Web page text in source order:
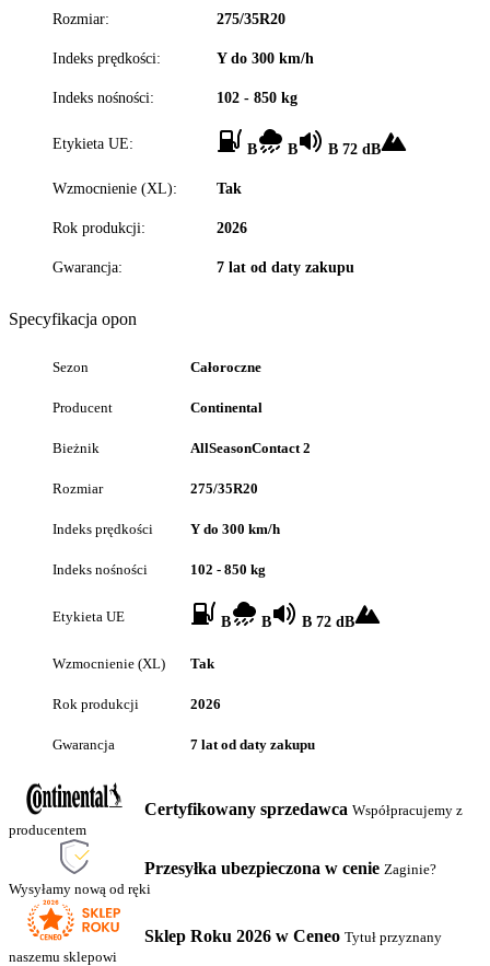
Rozmiar: 275/35R20
Indeks prędkości: Y do 300 km/h
Indeks nośności: 102 - 850 kg
Etykieta UE: B B B 72 dB
Wzmocnienie (XL): Tak
Rok produkcji: 2026
Gwarancja: 7 lat od daty zakupu
Specyfikacja opon
Sezon Całoroczne
Producent Continental
Bieżnik AllSeasonContact 2
Rozmiar 275/35R20
Indeks prędkości Y do 300 km/h
Indeks nośności 102 - 850 kg
Etykieta UE B B B 72 dB
Wzmocnienie (XL) Tak
Rok produkcji 2026
Gwarancja 7 lat od daty zakupu
Certyfikowany sprzedawca Współpracujemy z
producentem
Przesyłka ubezpieczona w cenie Zaginie?
Wysyłamy nową od ręki
Sklep Roku 2026 w Ceneo Tytuł przyznany
naszemu sklepowi